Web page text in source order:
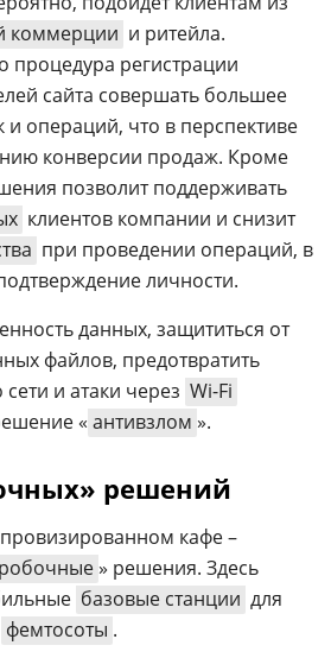
коммерции и ритейла.
процедура регистрации
сайта совершать большее
и операций, что в перспективе
конверсии продаж. Кроме
позволит поддерживать
клиентов компании и снизит
при проведении операций, в
личности.
данных, защититься от
файлов, предотвратить
и атаки через Wi-Fi
« антивзлом ».
решений
кафе –
» решения. Здесь
базовые станции для
фемтосоты .